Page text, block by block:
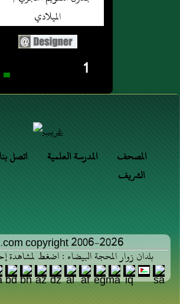
1
اتصل بنا المدرسة العلمية
المصحف
الشريف
copyright 2006-2026
بلدان زوار المحجة البيضاء : اضغط لمشاهدة